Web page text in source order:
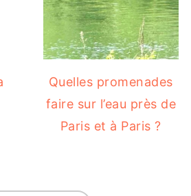
Quelles promenades
faire sur l’eau près de
Paris et à Paris ?